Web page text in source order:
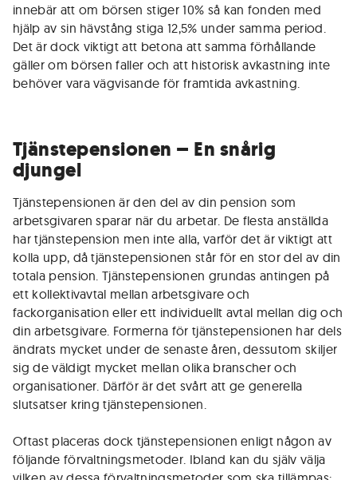
innebär att om börsen stiger 10% så kan fonden med
hjälp av sin hävstång stiga 12,5% under samma period.
Det är dock viktigt att betona att samma förhållande
gäller om börsen faller och att historisk avkastning inte
behöver vara vägvisande för framtida avkastning.
Tjänstepensionen – En snårig
djungel
Tjänstepensionen är den del av din pension som
arbetsgivaren sparar när du arbetar. De flesta anställda
har tjänstepension men inte alla, varför det är viktigt att
kolla upp, då tjänstepensionen står för en stor del av din
totala pension. Tjänstepensionen grundas antingen på
ett kollektivavtal mellan arbetsgivare och
fackorganisation eller ett individuellt avtal mellan dig och
din arbetsgivare. Formerna för tjänstepensionen har dels
ändrats mycket under de senaste åren, dessutom skiljer
sig de väldigt mycket mellan olika branscher och
organisationer. Därför är det svårt att ge generella
slutsatser kring tjänstepensionen.
Oftast placeras dock tjänstepensionen enligt någon av
följande förvaltningsmetoder. Ibland kan du själv välja